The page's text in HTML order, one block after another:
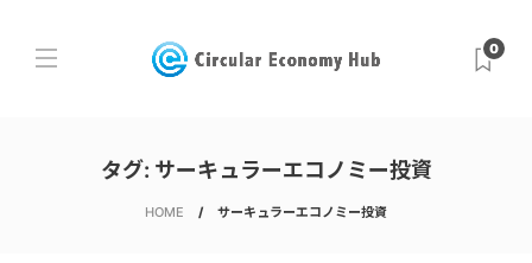
0
タグ: サーキュラーエコノミー投資
HOME サーキュラーエコノミー投資